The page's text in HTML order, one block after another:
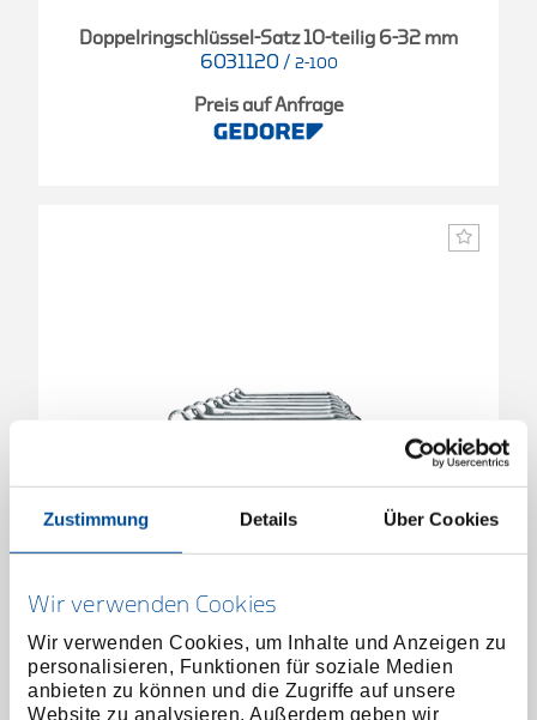
Zustimmung Details Über Cookies
Wir verwenden Cookies
Wir verwenden Cookies, um Inhalte und Anzeigen zu
personalisieren, Funktionen für soziale Medien
anbieten zu können und die Zugriffe auf unsere
Website zu analysieren. Außerdem geben wir
Doppelringschlüssel-Satz 10-teilig 6-32 mm
6031120 / 2-100
Preis auf Anfrage
6030900
Preis auf Anfrage